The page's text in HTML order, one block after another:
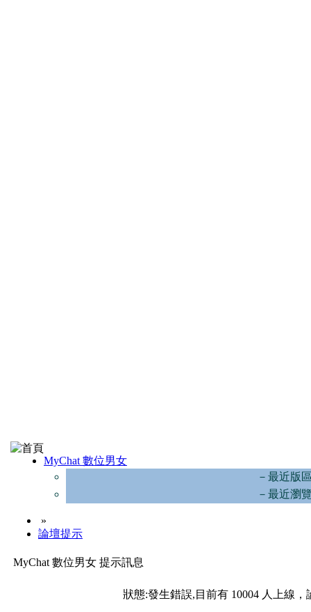
MyChat 數位男女
－最近版
－最近瀏
»
論壇提示
MyChat 數位男女 提示訊息
狀態:發生錯誤,目前有 10004 人上線